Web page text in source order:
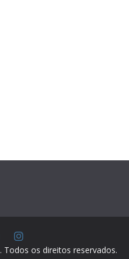
. Todos os direitos reservados.